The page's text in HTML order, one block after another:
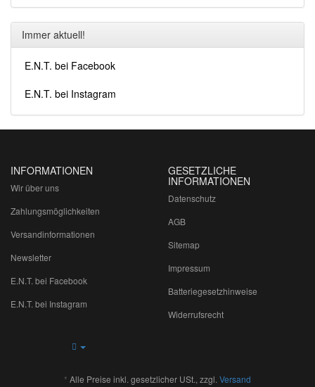
Immer aktuell!
E.N.T. bei Facebook
E.N.T. bei Instagram
INFORMATIONEN
Wir über uns
Zahlungsmöglichkeiten
Versandinformationen
Newsletter
E.N.T. bei Facebook
E.N.T. bei Instagram
GESETZLICHE
INFORMATIONEN
Datenschutz
AGB
Sitemap
Impressum
Batteriegesetzhinweise
Widerrufsrecht
* Alle Preise inkl. gesetzlicher USt., zzgl. Versand